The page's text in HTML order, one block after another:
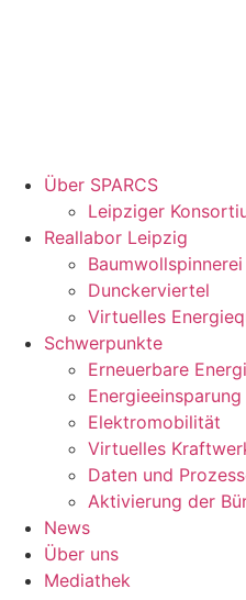
Über SPARCS
Leipziger
Reallabor Leipzig
Baumwollspinnerei
Dunckerviertel
Virtuelles
Schwerpunkte
Erneuerbare
Energieeinsparung
Elektromobilität
Virtuelles
Daten und
Aktivierung der
News
Über uns
Mediathek